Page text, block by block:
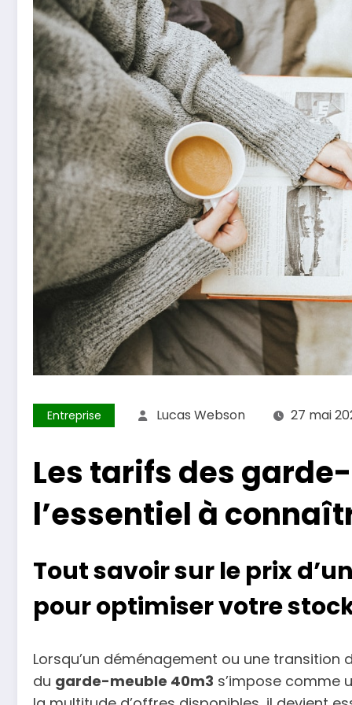
Entreprise Lucas Webson 27 mai
Les tarifs des
l’essentiel à
Tout savoir sur le prix
pour optimiser votre
Lorsqu’un déménagement ou une transition
du garde-meuble 40m3 s’impose comme